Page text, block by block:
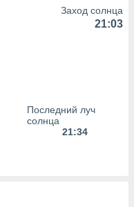
Заход солнца
21:03
Последний луч
солнца
21:34